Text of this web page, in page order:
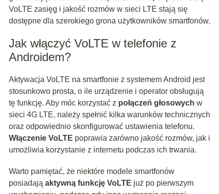
VoLTE zasięg i jakość rozmów w sieci LTE stają się
dostępne dla szerokiego grona użytkowników smartfonów.
Jak włączyć VoLTE w telefonie z
Androidem?
Aktywacja VoLTE na smartfonie z systemem Android jest
stosunkowo prosta, o ile urządzenie i operator obsługują
tę funkcję. Aby móc korzystać z połączeń głosowych w
sieci 4G LTE, należy spełnić kilka warunków technicznych
oraz odpowiednio skonfigurować ustawienia telefonu.
Włączenie VoLTE poprawia zarówno jakość rozmów, jak i
umożliwia korzystanie z internetu podczas ich trwania.
Warto pamiętać, że niektóre modele smartfonów
posiadają aktywną funkcję VoLTE już po pierwszym